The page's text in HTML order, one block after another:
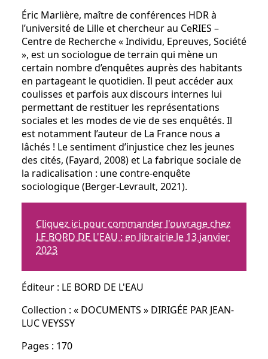
Éric Marlière, maître de conférences HDR à
l’université de Lille et chercheur au CeRIES –
Centre de Recherche « Individu, Epreuves, Société
», est un sociologue de terrain qui mène un
certain nombre d’enquêtes auprès des habitants
en partageant le quotidien. Il peut accéder aux
coulisses et parfois aux discours internes lui
permettant de restituer les représentations
sociales et les modes de vie de ses enquêtés. Il
est notamment l’auteur de La France nous a
lâchés ! Le sentiment d’injustice chez les jeunes
des cités, (Fayard, 2008) et La fabrique sociale de
la radicalisation : une contre-enquête
sociologique (Berger-Levrault, 2021).
Cliquez ici pour commander l'ouvrage chez
LE BORD DE L'EAU ; en librairie le 13 janvier
2023
Éditeur : LE BORD DE L'EAU
Collection : « DOCUMENTS » DIRIGÉE PAR JEAN-
LUC VEYSSY
Pages : 170